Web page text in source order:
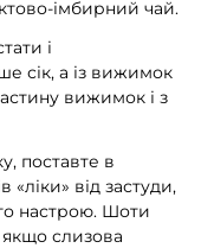
імбирний чай.
і
сік, а із вижимок
вижимок і з
поставте в
від застуди,
настрою. Шоти
слизова